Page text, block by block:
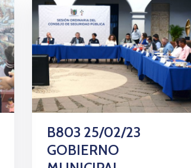
B803 25/02/23
GOBIERNO